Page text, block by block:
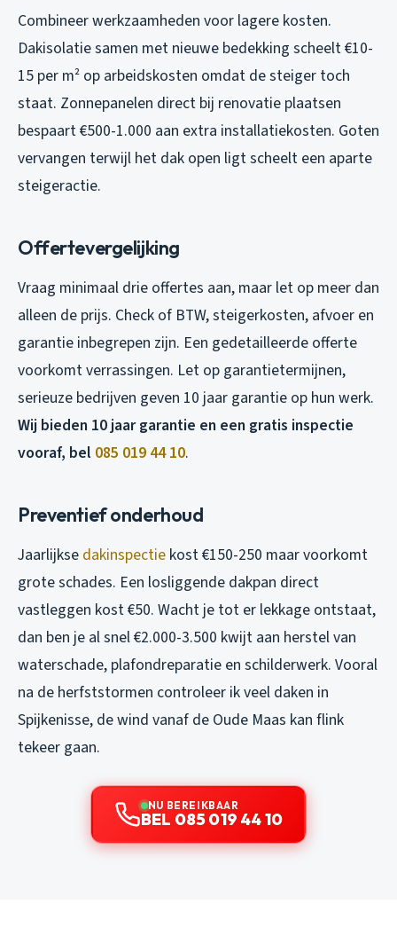
Combineer werkzaamheden voor lagere kosten.
Dakisolatie samen met nieuwe bedekking scheelt €10-
15 per m² op arbeidskosten omdat de steiger toch
staat. Zonnepanelen direct bij renovatie plaatsen
bespaart €500-1.000 aan extra installatiekosten. Goten
vervangen terwijl het dak open ligt scheelt een aparte
steigeractie.
Offertevergelijking
Vraag minimaal drie offertes aan, maar let op meer dan
alleen de prijs. Check of BTW, steigerkosten, afvoer en
garantie inbegrepen zijn. Een gedetailleerde offerte
voorkomt verrassingen. Let op garantietermijnen,
serieuze bedrijven geven 10 jaar garantie op hun werk.
Wij bieden 10 jaar garantie en een gratis inspectie
vooraf, bel 085 019 44 10.
Preventief onderhoud
Jaarlijkse dakinspectie kost €150-250 maar voorkomt
grote schades. Een losliggende dakpan direct
vastleggen kost €50. Wacht je tot er lekkage ontstaat,
dan ben je al snel €2.000-3.500 kwijt aan herstel van
waterschade, plafondreparatie en schilderwerk. Vooral
na de herfststormen controleer ik veel daken in
Spijkenisse, de wind vanaf de Oude Maas kan flink
tekeer gaan.
NU BEREIKBAAR
BEL 085 019 44 10